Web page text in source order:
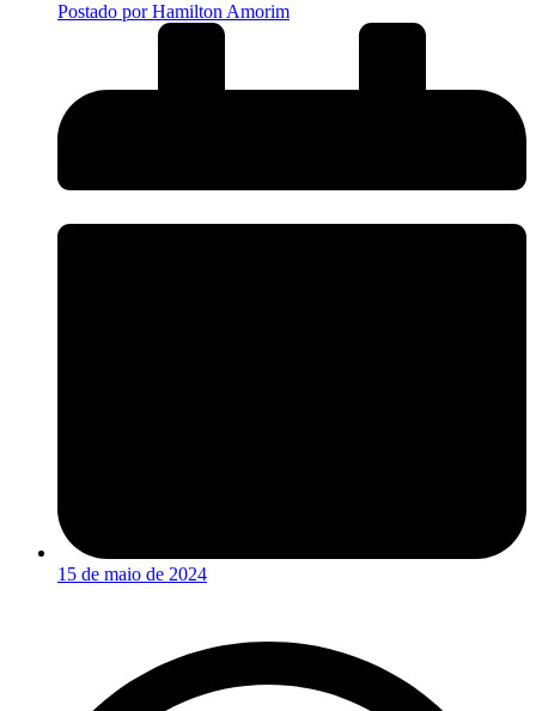
Postado porHamilton Amorim
15 de maio de 2024